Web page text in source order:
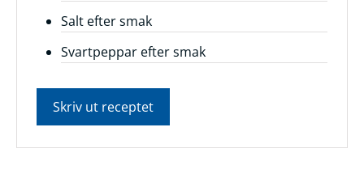
Salt efter smak
Svartpeppar efter smak
Skriv ut receptet